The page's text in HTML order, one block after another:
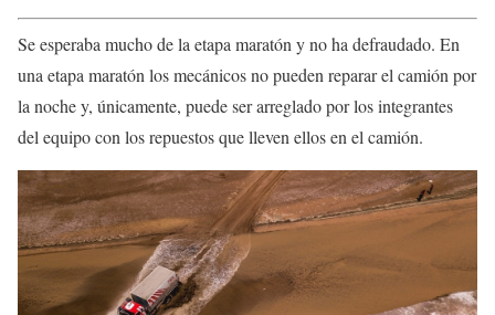
Se esperaba mucho de la etapa maratón y no ha defraudado. En
una etapa maratón los mecánicos no pueden reparar el camión por
la noche y, únicamente, puede ser arreglado por los integrantes
del equipo con los repuestos que lleven ellos en el camión.